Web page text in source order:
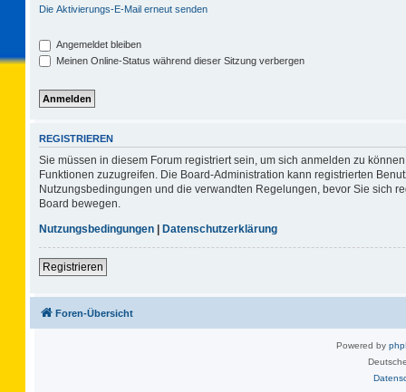
Die Aktivierungs-E-Mail erneut senden
Angemeldet bleiben
Meinen Online-Status während dieser Sitzung verbergen
REGISTRIEREN
Sie müssen in diesem Forum registriert sein, um sich anmelden zu
Funktionen zuzugreifen. Die Board-Administration kann registrierten
Nutzungsbedingungen und die verwandten Regelungen, bevor Sie sich
Board bewegen.
Nutzungsbedingungen | Datenschutzerklärung
Registrieren
Foren-Übersicht
Powered by